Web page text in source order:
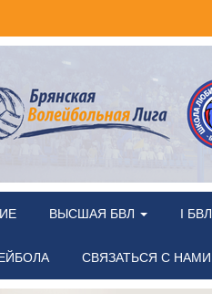
ВЫСШАЯ БВЛ I БВЛ
СВЯЗАТЬСЯ С НАМИ